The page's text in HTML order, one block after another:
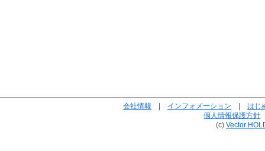
会社情報 | インフォメーション | はじ
個人情報保護方針
(c) Vector